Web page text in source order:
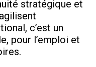
stratégique et
c’est un
pour l’emploi et